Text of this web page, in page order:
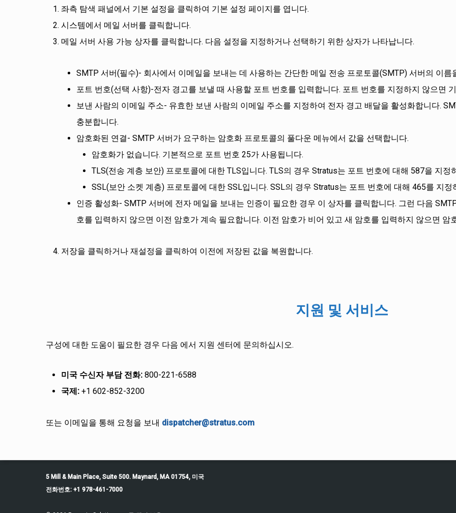
좌측 탐색 패널에서 기본 설정을 클릭하여 기본 설정 페이지를 엽니다.
시스템에서 메일 서버를 클릭합니다.
메일 서버 사용 가능 상자를 클릭합니다. 다음 설정을 지정하거나 선택하기 위한 상자가 나타납니다.
SMTP 서버(필수)- 회사에서 이메일을 보내는 데 사용하는 간단한 메일 전송 프로토콜(SMTP) 서버의 이름
포트 번호(선택 사항)-전자 경고를 보낼 때 사용할 포트 번호를 입력합니다. 포트 번호를 지정하지 않으면
보낸 사람의 이메일 주소- 유효한 보낸 사람의 이메일 주소를 지정하여 전자 경고 배달을 활성화합니다.
충분합니다.
암호화된 연결- SMTP 서버가 요구하는 암호화 프로토콜의 풀다운 메뉴에서 값을 선택합니다.
암호화가 없습니다. 기본적으로 포트 번호 25가 사용됩니다.
TLS(전송 계층 보안) 프로토콜에 대한 TLS입니다. TLS의 경우 Stratus는 포트 번호에 대해 587을 지
SSL(보안 소켓 계층) 프로토콜에 대한 SSL입니다. SSL의 경우 Stratus는 포트 번호에 대해 465를 지
인증 활성화- SMTP 서버에 전자 메일을 보내는 인증이 필요한 경우 이 상자를 클릭합니다. 그런 다음
호를 입력하지 않으면 이전 암호가 계속 필요합니다. 이전 암호가 비어 있고 새 암호를 입력하지 않으면 암
저장을 클릭하거나 재설정을 클릭하여 이전에 저장된 값을 복원합니다.
지원 및 서비스
구성에 대한 도움이 필요한 경우 다음 에서 지원 센터에 문의하십시오.
미국 수신자 부담 전화:800-221-6588
국제:+1 602-852-3200
또는 이메일을 통해 요청을 보내 dispatcher@stratus.com
5 Mill & Main Place, Suite 500. Maynard, MA 01754, 미국
전화번호: +1 978-461-7000